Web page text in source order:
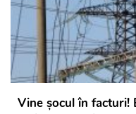
Vine șocul în facturi!